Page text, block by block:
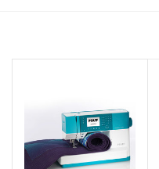
Stoffen
Handwerk